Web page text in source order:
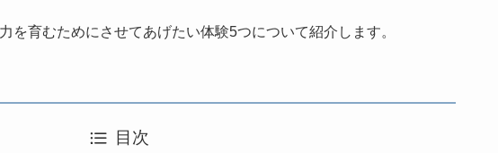
を育むためにさせてあげたい体験5つについて紹介します。
目次